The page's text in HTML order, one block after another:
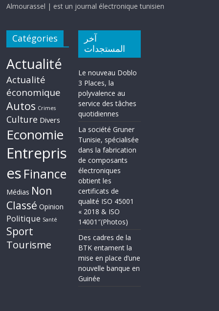
Almourassel | est un journal électronique tunisien
Catégories
Actualité
Actualité
économique
Autos Crimes
Culture Divers
Economie
Entrepris
es Finance
Médias Non
Classé Opinion
Politique Santé
Sport
Tourisme
آخر
المستجدات
Le nouveau Doblo
3 Places, la
polyvalence au
service des tâches
quotidiennes
La société Gruner
Tunisie, spécialisée
dans la fabrication
de composants
électroniques
obtient les
certificats de
qualité ISO 45001
« 2018 & ISO
14001″(Photos)
Des cadres de la
BTK entament la
mise en place d’une
nouvelle banque en
Guinée